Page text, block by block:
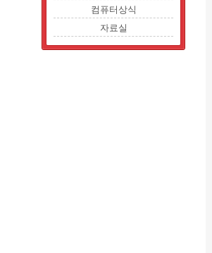
컴퓨터상식
자료실